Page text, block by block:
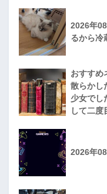
2026年
るから冷
おすすめ
散らかし
少女でし
して二度
2026年